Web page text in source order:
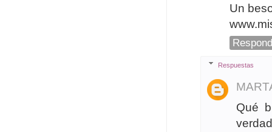
Un
Respuestas
Qué